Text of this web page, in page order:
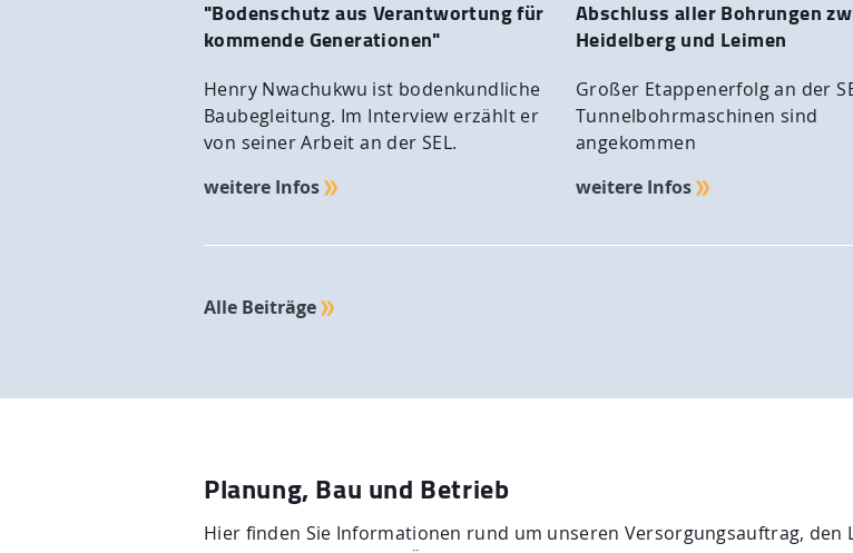
"Bodenschutz aus Verantwortung für
kommende Generationen"
Henry Nwachukwu ist bodenkundliche
Baubegleitung. Im Interview erzählt er
von seiner Arbeit an der SEL.
weitere Infos
Abschluss aller Bohrungen
Heidelberg und Leimen
Großer Etappenerfolg an der
Tunnelbohrmaschinen sind
angekommen
weitere Infos
Alle Beiträge
Planung, Bau und Betrieb
Hier finden Sie Informationen rund um unseren Versorgungsauftrag, den